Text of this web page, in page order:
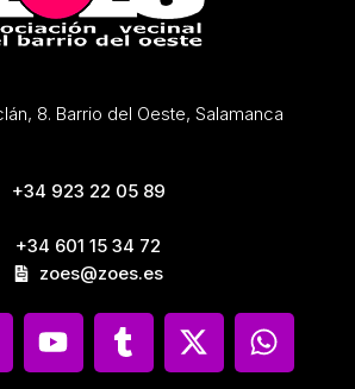
8. Barrio del Oeste, Salamanca
+34 923 22 05 89
+34 601 15 34 72
zoes@zoes.es